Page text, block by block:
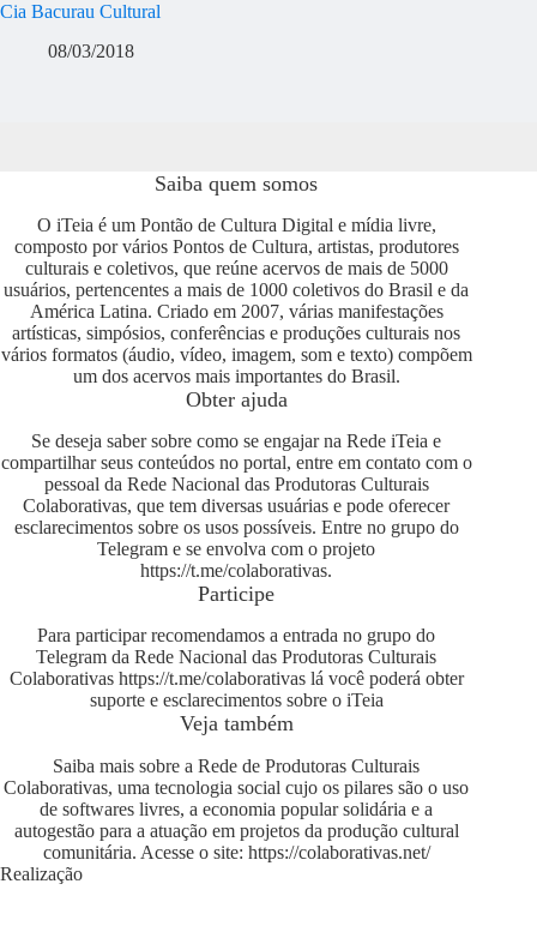
Cia Bacurau Cultural
08/03/2018
Saiba quem somos
O iTeia é um Pontão de Cultura Digital e mídia livre,
composto por vários Pontos de Cultura, artistas, produtores
culturais e coletivos, que reúne acervos de mais de 5000
usuários, pertencentes a mais de 1000 coletivos do Brasil e da
América Latina. Criado em 2007, várias manifestações
artísticas, simpósios, conferências e produções culturais nos
vários formatos (áudio, vídeo, imagem, som e texto) compõem
um dos acervos mais importantes do Brasil.
Obter ajuda
Se deseja saber sobre como se engajar na Rede iTeia e
compartilhar seus conteúdos no portal, entre em contato com o
pessoal da Rede Nacional das Produtoras Culturais
Colaborativas, que tem diversas usuárias e pode oferecer
esclarecimentos sobre os usos possíveis. Entre no grupo do
Telegram e se envolva com o projeto
https://t.me/colaborativas.
Participe
Para participar recomendamos a entrada no grupo do
Telegram da Rede Nacional das Produtoras Culturais
Colaborativas https://t.me/colaborativaslá você poderá obter
suporte e esclarecimentos sobre o iTeia
Veja também
Saiba mais sobre a Rede de Produtoras Culturais
Colaborativas, uma tecnologia social cujo os pilares são o uso
de softwares livres, a economia popular solidária e a
autogestão para a atuação em projetos da produção cultural
comunitária. Acesse o site: https://colaborativas.net/
Realização